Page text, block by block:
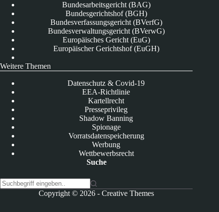
Bundesarbeitsgericht (BAG)
Bundesgerichtshof (BGH)
Bundesverfassungsgericht (BVerfG)
Bundesverwaltungsgericht (BVerwG)
Europäisches Gericht (EuG)
Europäischer Gerichtshof (EuGH)
Weitere Themen
Datenschutz & Covid-19
EEA-Richtlinie
Kartellrecht
Presseprivileg
Shadow Banning
Spionage
Vorratsdatenspeicherung
Werbung
Wettbewerbsrecht
Suche
Copyright © 2026 -Creative Themes